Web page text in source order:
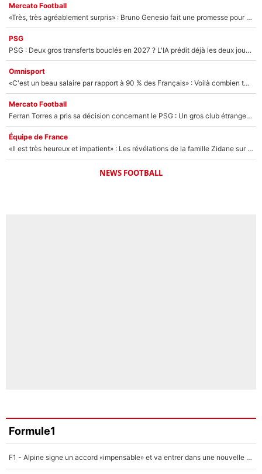
Mercato Football
«Très, très agréablement surpris» : Bruno Genesio fait une promesse pour la suite du mercato de l’OM et rassure les supporters
PSG
PSG : Deux gros transferts bouclés en 2027 ? L'IA prédit déjà les deux joueurs qui pourraient rejoindre Luis Enrique !
Omnisport
«C'est un beau salaire par rapport à 90 % des Français» : Voilà combien touchait Nelson Monfort sur France Télévisions avant de rejoindre CNews
Mercato Football
Ferran Torres a pris sa décision concernant le PSG : Un gros club étranger prêt à relancer le feuilleton pour la signature du champion du monde 2026 !
Équipe de France
«Il est très heureux et impatient» : Les révélations de la famille Zidane sur sa prise de pouvoir en équipe de France !
NEWS FOOTBALL
Formule1
F1 - Alpine signe un accord «impensable» et va entrer dans une nouvelle dimension : Grande nouvelle pour Pierre Gasly !